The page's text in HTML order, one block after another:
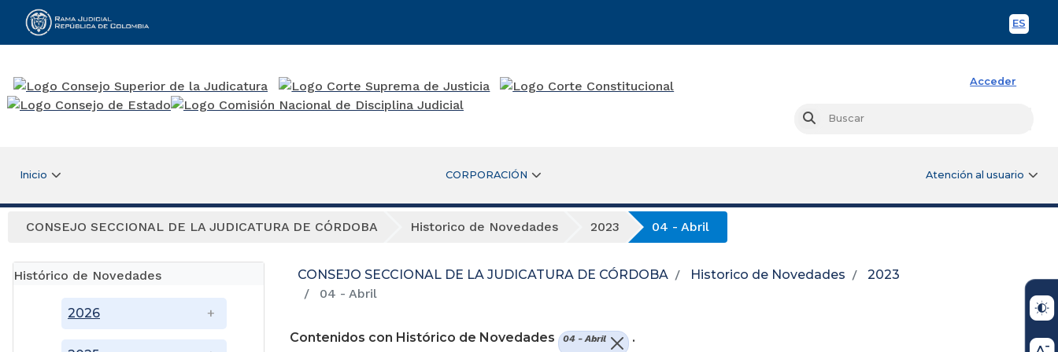
ES
Rama Judicial
Acceder
Buscar
Inicio CORPORACIÓN Atención al usuario
CONSEJO SECCIONAL DE LA JUDICATURA DE CÓRDOBA Historico de Novedades 2023 04 - Abril
Histórico de Novedades
2026
CONSEJO SECCIONAL DE LA JUDICATURA DE CÓRDOBA Historico de Novedades
2023
04 - Abril
Contenidos con Histórico de Novedades 04 - Abril .